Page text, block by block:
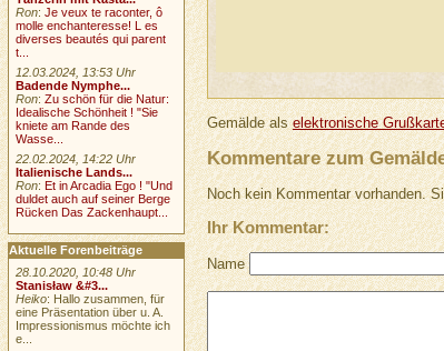
Gemälde alselektronische
Kommentare zum
Noch kein Kommentar vorhanden.
Ihr Kommentar:
Name
Ron:Je veux te raconter, ô
molle enchanteresse! L es
diverses beautés qui parent
t...
12.03.2024, 13:53 Uhr
Badende Nymphe...
Ron:Zu schön für die Natur:
Idealische Schönheit ! "Sie
kniete am Rande des
Wasse...
22.02.2024, 14:22 Uhr
Italienische Lands...
Ron:Et in Arcadia Ego ! "Und
duldet auch auf seiner Berge
Rücken Das Zackenhaupt...
Aktuelle Forenbeiträge
28.10.2020, 10:48 Uhr
Stanisław &#3...
Heiko: Hallo zusammen, für
eine Präsentation über u. A.
Impressionismus möchte ich
e...